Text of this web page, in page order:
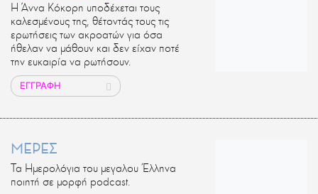
Η Άννα Κόκορη υποδέχεται τους
καλεσμένους της, θέτοντάς τους τις
ερωτήσεις των ακροατών για όσα
ήθελαν να μάθουν και δεν είχαν ποτέ
την ευκαιρία να ρωτήσουν.
ΕΓΓΡΑΦΗ
ΜΕΡΕΣ
Τα Ημερολόγια του μεγαλου Έλληνα
ποιητή σε μορφή podcast.